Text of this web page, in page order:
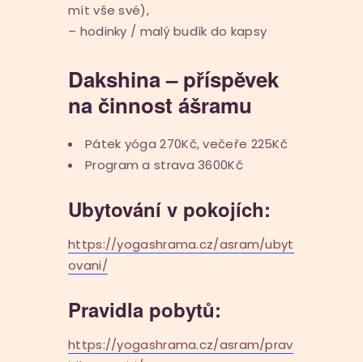
mít vše své),
– hodinky / malý budík do kapsy
Dakshina –příspěvek
na činnost ášramu
Pátek yóga 270Kč, večeře 225Kč
Program a strava 3600Kč
Ubytování v pokojích:
https://yogashrama.cz/asram/ubyt
ovani/
Pravidla pobytů:
https://yogashrama.cz/asram/prav